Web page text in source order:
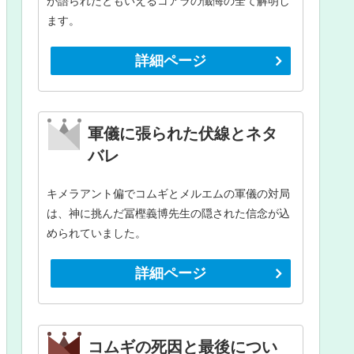
ます。
詳細ページ
軍儀に張られた伏線とネタ
バレ
キメラアント偏でコムギとメルエムの軍儀の対局
は、神に挑んだ冨樫義博先生の隠された信念が込
められていました。
詳細ページ
コムギの死因と最後につい